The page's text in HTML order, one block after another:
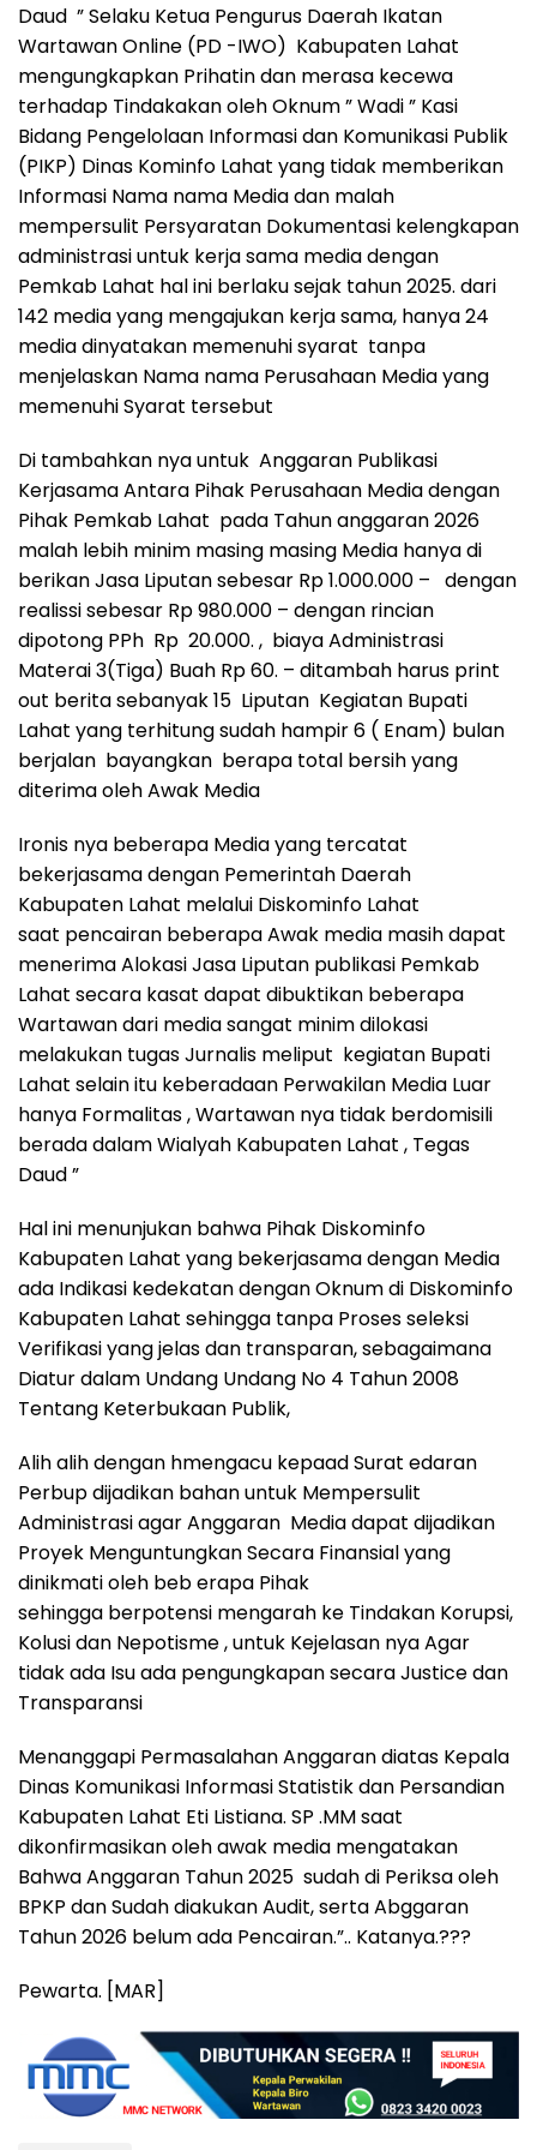
Daud ” Selaku Ketua Pengurus Daerah Ikatan
Wartawan Online (PD -IWO) Kabupaten Lahat
mengungkapkan Prihatin dan merasa kecewa
terhadap Tindakakan oleh Oknum ” Wadi ” Kasi
Bidang Pengelolaan Informasi dan Komunikasi Publik
(PIKP) Dinas Kominfo Lahat yang tidak memberikan
Informasi Nama nama Media dan malah
mempersulit Persyaratan Dokumentasi kelengkapan
administrasi untuk kerja sama media dengan
Pemkab Lahat hal ini berlaku sejak tahun 2025. dari
142 media yang mengajukan kerja sama, hanya 24
media dinyatakan memenuhi syarat tanpa
menjelaskan Nama nama Perusahaan Media yang
memenuhi Syarat tersebut
Di tambahkan nya untuk Anggaran Publikasi
Kerjasama Antara Pihak Perusahaan Media dengan
Pihak Pemkab Lahat pada Tahun anggaran 2026
malah lebih minim masing masing Media hanya di
berikan Jasa Liputan sebesar Rp 1.000.000 – dengan
realissi sebesar Rp 980.000 – dengan rincian
dipotong PPh Rp 20.000. , biaya Administrasi
Materai 3(Tiga) Buah Rp 60. – ditambah harus print
out berita sebanyak 15 Liputan Kegiatan Bupati
Lahat yang terhitung sudah hampir 6 ( Enam) bulan
berjalan bayangkan berapa total bersih yang
diterima oleh Awak Media
Ironis nya beberapa Media yang tercatat
bekerjasama dengan Pemerintah Daerah
Kabupaten Lahat melalui Diskominfo Lahat
saat pencairan beberapa Awak media masih dapat
menerima Alokasi Jasa Liputan publikasi Pemkab
Lahat secara kasat dapat dibuktikan beberapa
Wartawan dari media sangat minim dilokasi
melakukan tugas Jurnalis meliput kegiatan Bupati
Lahat selain itu keberadaan Perwakilan Media Luar
hanya Formalitas , Wartawan nya tidak berdomisili
berada dalam Wialyah Kabupaten Lahat , Tegas
Daud ”
Hal ini menunjukan bahwa Pihak Diskominfo
Kabupaten Lahat yang bekerjasama dengan Media
ada Indikasi kedekatan dengan Oknum di Diskominfo
Kabupaten Lahat sehingga tanpa Proses seleksi
Verifikasi yang jelas dan transparan, sebagaimana
Diatur dalam Undang Undang No 4 Tahun 2008
Tentang Keterbukaan Publik,
Alih alih dengan hmengacu kepaad Surat edaran
Perbup dijadikan bahan untuk Mempersulit
Administrasi agar Anggaran Media dapat dijadikan
Proyek Menguntungkan Secara Finansial yang
dinikmati oleh beb erapa Pihak
sehingga berpotensi mengarah ke Tindakan Korupsi,
Kolusi dan Nepotisme , untuk Kejelasan nya Agar
tidak ada Isu ada pengungkapan secara Justice dan
Transparansi
Menanggapi Permasalahan Anggaran diatas Kepala
Dinas Komunikasi Informasi Statistik dan Persandian
Kabupaten Lahat Eti Listiana. SP .MM saat
dikonfirmasikan oleh awak media mengatakan
Bahwa Anggaran Tahun 2025 sudah di Periksa oleh
BPKP dan Sudah diakukan Audit, serta Abggaran
Tahun 2026 belum ada Pencairan.”.. Katanya.???
Pewarta. [MAR]